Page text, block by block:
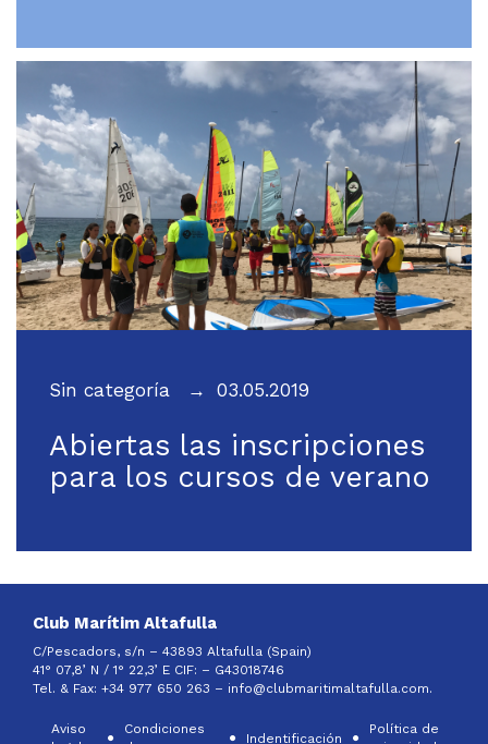
Sin categoría 03.05.2019
Abiertas las inscripciones
para los cursos de verano
Club Marítim Altafulla
C/Pescadors, s/n – 43893 Altafulla (Spain)
41° 07,8’ N / 1° 22,3’ E CIF: – G43018746
Tel. & Fax: +34 977 650 263 – info@clubmaritimaltafulla.com.
Aviso
Condiciones
Indentificación
Política de